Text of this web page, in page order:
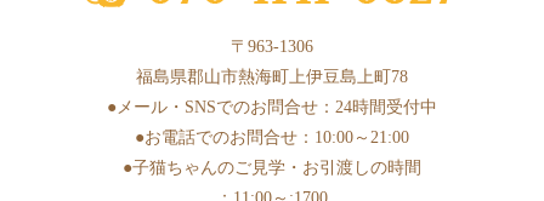
2024年10月(1)
2024年9月 (1)
2024年8月 (1)
〒963-1306
福島県郡山市熱海町上伊豆島上町78
●メール・SNSでのお問合せ：24時間受付中
●お電話でのお問合せ：10:00～21:00
●子猫ちゃんのご見学・お引渡しの時間